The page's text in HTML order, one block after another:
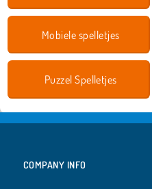
Mobiele spelletjes
Puzzel Spelletjes
COMPANY INFO